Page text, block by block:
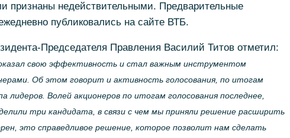
признаны недействительными. Предварительные
публиковались на сайте ВТБ.
Председателя Правления Василий Титов отметил:
свою эффективность и стал важным инструментом
Об этом говорит и активность голосования, по итогам
лидеров. Волей акционеров по итогам голосования последнее,
три кандидата, в связи с чем мы приняли решение расширить
это справедливое решение, которое позволит нам сделать